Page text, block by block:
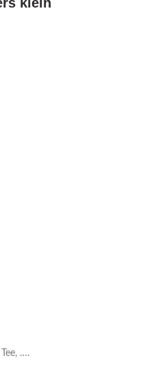
klein
….